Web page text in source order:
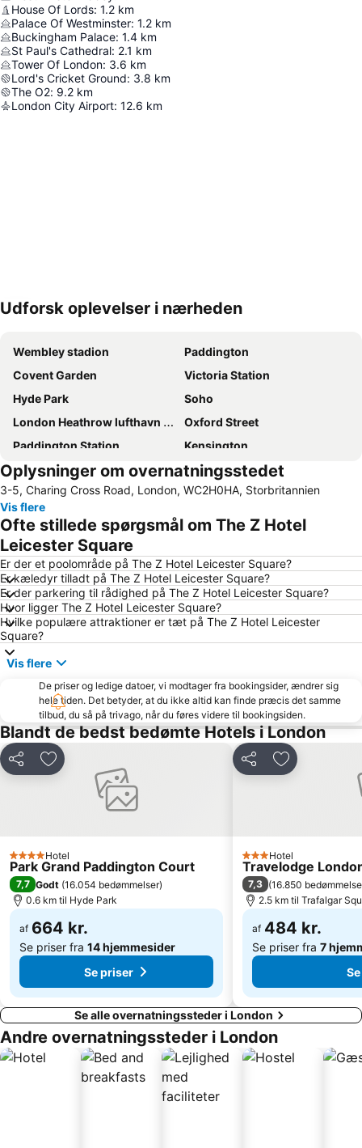
House Of Lords: 1.2 km
Palace Of Westminster: 1.2 km
Buckingham Palace: 1.4 km
St Paul's Cathedral: 2.1 km
Tower Of London: 3.6 km
Lord's Cricket Ground: 3.8 km
The O2: 9.2 km
London City Airport: 12.6 km
Udvid kort
Udforsk oplevelser i nærheden
Wembley stadion
Paddington
Covent Garden
Victoria Station
Hyde Park
Soho
London Heathrow lufthavn (LHR)
Oxford Street
Paddington Station
Kensington
London Gatwick Airport
Liverpool Street Station
Piccadilly Circus
Camden Town
Emirates Stadium
Bloomsbury
Notting Hill
Bayswater
Tottenham Hotspur Stadium
Kings Cross
Tottenham
Mayfair
Earls Court
London Bridge
Wembley
King's Cross Station
Marylebone
Waterloo Station
South Kensington
The O2 Arena
Islington
Victoria
Tower Bridge
Russell Square
Stratford Station
Picadilly Circus Station
Euston Station
Buckingham Palace
Trafalgar Square
St Pancras Station
Tottenham Hale Metro Station
Oplysninger om overnatningsstedet
3-5, Charing Cross Road, London, WC2H0HA, Storbritannien
Vis flere
Ofte stillede spørgsmål om The Z Hotel
Leicester Square
Er der et poolområde på The Z Hotel Leicester Square?
Er kæledyr tilladt på The Z Hotel Leicester Square?
Er der parkering til rådighed på The Z Hotel Leicester Square?
Hvor ligger The Z Hotel Leicester Square?
Hvilke populære attraktioner er tæt på The Z Hotel Leicester
Square?
Vis flere
De priser og ledige datoer, vi modtager fra bookingsider, ændrer sig
hele tiden. Det betyder, at du ikke altid kan finde præcis det samme
tilbud, du så på trivago, når du føres videre til bookingsiden.
Blandt de bedst bedømte Hotels i London
Del Føj til favoritter
4 Stjerner
Hotel
Park Grand Paddington Court
7,7 Godt (16.054 bedømmelser)
0.6 km til Hyde Park
af 664 kr.
Se priser fra 14 hjemmesider
Se priser
Del Føj til
3 Stjerner
Hotel
Travelodge
7,3 (16.850
2.5 km til Trafalgar
af 484 kr.
Se priser fra 7
Se alle overnatningssteder i London
Andre overnatningssteder i London